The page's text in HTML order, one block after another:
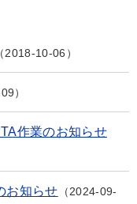
2018-10-06
作業のお知らせ
お知らせ
2024-09-